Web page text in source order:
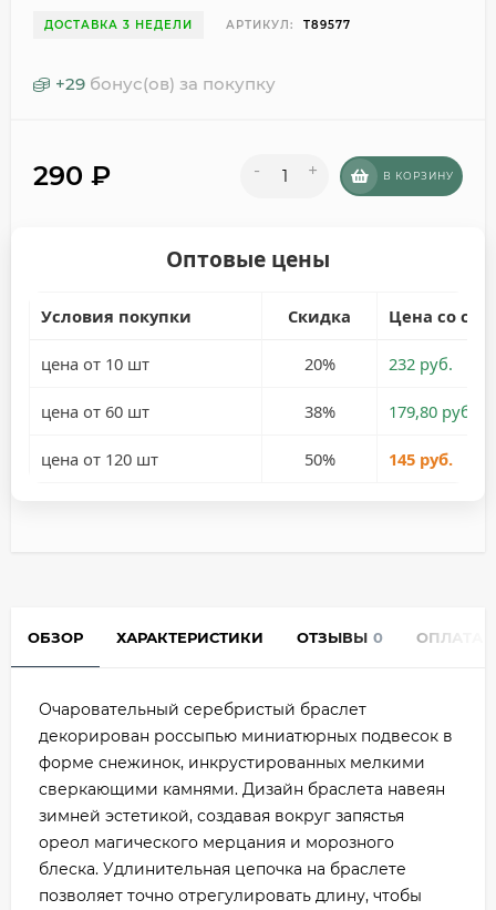
ДОСТАВКА 3 НЕДЕЛИ АРТИКУЛ: T89577
+29 бонус(ов) за покупку
290 ₽ - + В КОРЗИНУ
Оптовые цены
Условия покупки Скидка Цена со
цена от 10 шт 20% 232 руб.
цена от 60 шт 38% 179,80 руб.
цена от 120 шт 50% 145 руб.
ОБЗОР ХАРАКТЕРИСТИКИ ОТЗЫВЫ 0 ОПЛАТА
Очаровательный серебристый браслет
декорирован россыпью миниатюрных подвесок в
форме снежинок, инкрустированных мелкими
сверкающими камнями. Дизайн браслета навеян
зимней эстетикой, создавая вокруг запястья
ореол магического мерцания и морозного
блеска. Удлинительная цепочка на браслете
позволяет точно отрегулировать длину, чтобы